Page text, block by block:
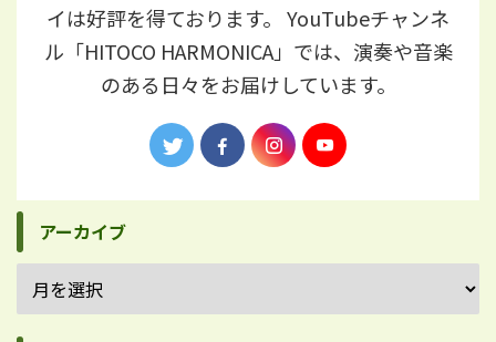
イは好評を得ております。 YouTubeチャンネ
ル「HITOCO HARMONICA」では、演奏や音楽
のある日々をお届けしています。
アーカイブ